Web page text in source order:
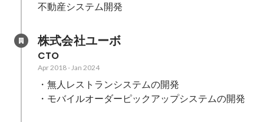
不動産システム開発
株式会社ユーボ
CTO
Apr 2018-Jan 2024
・無人レストランシステムの開発
・モバイルオーダーピックアップシステムの開発